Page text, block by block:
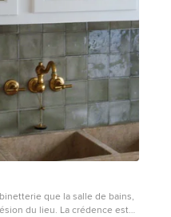
que la salle de bains,
du lieu. La crédence est